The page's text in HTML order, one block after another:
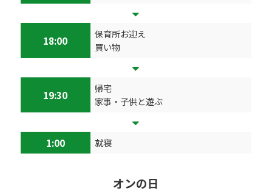
18:00
保育所お迎え
買い物
19:30
帰宅
家事・子供と遊ぶ
1:00 就寝
オンの日